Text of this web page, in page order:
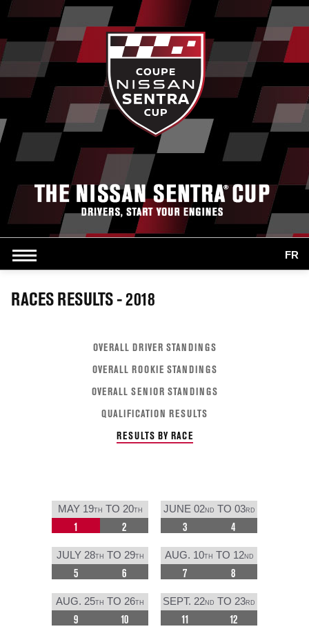
FR
RACES RESULTS - 2018
OVERALL DRIVER STANDINGS
OVERALL ROOKIE STANDINGS
OVERALL SENIOR STANDINGS
QUALIFICATION RESULTS
RESULTS BY RACE
MAY 19TH TO 20TH
1 2
JUNE 02ND TO 03RD
3 4
JULY 28TH TO 29TH
5 6
AUG. 10TH TO 12ND
7 8
AUG. 25TH TO 26TH
9 10
SEPT. 22ND TO 23RD
11 12